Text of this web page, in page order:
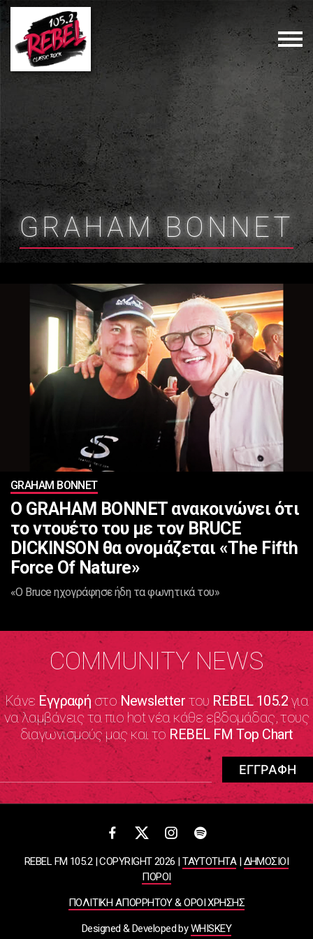
GRAHAM BONNET
GRAHAM BONNET
Ο GRAHAM BONNET ανακοινώνει ότι
το ντουέτο του με τον BRUCE
DICKINSON θα ονομάζεται «The Fifth
Force Of Nature»
«Ο Bruce ηχογράφησε ήδη τα φωνητικά του»
COMMUNITY NEWS
Κάνε Εγγραφήστο NewsletterτουREBEL 105.2για
να λαμβάνεις τα πιο hot νέα κάθε εβδομάδας, τους
διαγωνισμούς μας και το REBEL FM Top Chart
REBEL FM 105.2 | COPYRIGHT 2026 |ΤΑΥΤΟΤΗΤΑ|ΔΗΜΟΣΙΟΙ
ΠΟΡΟΙ
ΠΟΛΙΤΙΚΗ ΑΠΟΡΡΗΤΟΥ & ΟΡΟΙ ΧΡΗΣΗΣ
Designed & Developed byWHISKEY